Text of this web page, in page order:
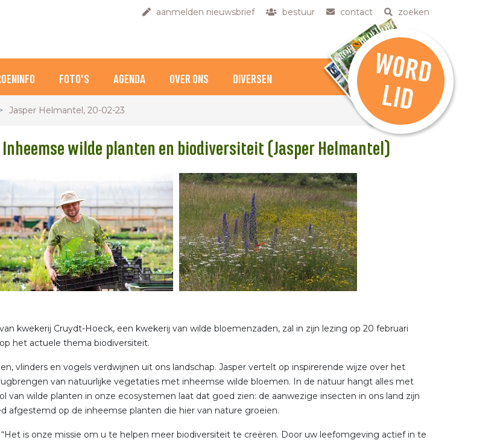
aanmelden nieuwsbrief bestuur contact zoeken
FOTO'S AGENDA OVER ONS DIVERSEN W
O
R
D
L
ID
Jasper Helmantel, 20-02-23
Inheemse wilde planten en biodiversiteit (Jasper Helmantel)
kwekerij Cruydt-Hoeck, een kwekerij van wilde bloemenzaden, zal in zijn lezing op 20 februari
het actuele thema biodiversiteit.
vlinders en vogels verdwijnen uit ons landschap. Jasper vertelt op inspirerende wijze over het
van natuurlijke vegetaties met inheemse wilde bloemen. In de natuur hangt alles met
van wilde planten in onze ecosystemen laat dat goed zien: de aanwezige insecten in ons land zijn
afgestemd op de inheemse planten die hier van nature groeien.
is onze missie om u te helpen meer biodiversiteit te creëren. Door uw leefomgeving actief in te